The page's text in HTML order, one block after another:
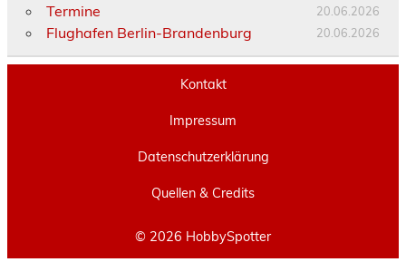
Termine 20.06.2026
Flughafen Berlin-Brandenburg 20.06.2026
Kontakt
Impressum
Datenschutzerklärung
Quellen & Credits
© 2026 HobbySpotter